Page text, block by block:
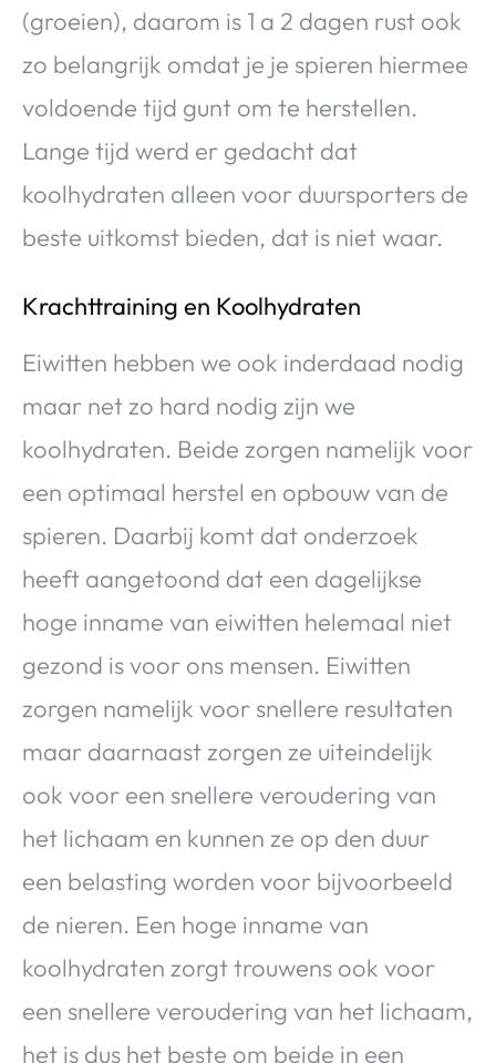
(groeien), daarom is 1 a 2 dagen rust ook
zo belangrijk omdat je je spieren hiermee
voldoende tijd gunt om te herstellen.
Lange tijd werd er gedacht dat
koolhydraten alleen voor duursporters de
beste uitkomst bieden, dat is niet waar.
Krachttraining en Koolhydraten
Eiwitten hebben we ook inderdaad nodig
maar net zo hard nodig zijn we
koolhydraten. Beide zorgen namelijk voor
een optimaal herstel en opbouw van de
spieren. Daarbij komt dat onderzoek
heeft aangetoond dat een dagelijkse
hoge inname van eiwitten helemaal niet
gezond is voor ons mensen. Eiwitten
zorgen namelijk voor snellere resultaten
maar daarnaast zorgen ze uiteindelijk
ook voor een snellere veroudering van
het lichaam en kunnen ze op den duur
een belasting worden voor bijvoorbeeld
de nieren. Een hoge inname van
koolhydraten zorgt trouwens ook voor
een snellere veroudering van het lichaam,
het is dus het beste om beide in een